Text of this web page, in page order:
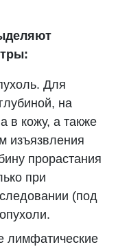
Для
на
в кожу, а также
изъязвления
прорастания
при
(под
лимфатические